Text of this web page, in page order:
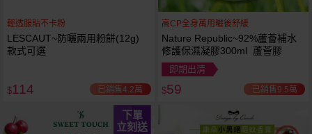
輕透服貼不卡粉
LESCAUT~防曬兩用粉餅(12g)
款式可選
$114 已銷售4.2萬
高CP全身萬用曬後舒緩
Nature Republic~92%蘆薈補水
修護保濕凝膠300ml 蘆薈膠
即期出清
$59 已銷售9.5萬
下單
立刻送